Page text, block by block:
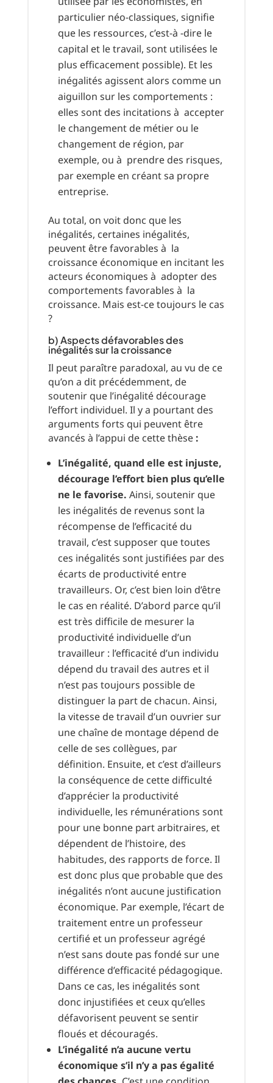
particulier néo-classiques, signifie
que les ressources, c’est-à -dire le
capital et le travail, sont utilisées le
plus efficacement possible). Et les
inégalités agissent alors comme un
aiguillon sur les comportements :
elles sont des incitations à accepter
le changement de métier ou le
changement de région, par
exemple, ou à prendre des risques,
par exemple en créant sa propre
entreprise.
Au total, on voit donc que les
inégalités, certaines inégalités,
peuvent être favorables à la
croissance économique en incitant les
acteurs économiques à adopter des
comportements favorables à la
croissance. Mais est-ce toujours le cas
?
b) Aspects défavorables des
inégalités sur la croissance
Il peut paraître paradoxal, au vu de ce
qu’on a dit précédemment, de
soutenir que l’inégalité décourage
l’effort individuel. Il y a pourtant des
arguments forts qui peuvent être
avancés à l’appui de cette thèse :
L’inégalité, quand elle est injuste,
décourage l’effort bien plus qu’elle
ne le favorise. Ainsi, soutenir que
les inégalités de revenus sont la
récompense de l’efficacité du
travail, c’est supposer que toutes
ces inégalités sont justifiées par des
écarts de productivité entre
travailleurs. Or, c’est bien loin d’être
le cas en réalité. D’abord parce qu’il
est très difficile de mesurer la
productivité individuelle d’un
travailleur : l’efficacité d’un individu
dépend du travail des autres et il
n’est pas toujours possible de
distinguer la part de chacun. Ainsi,
la vitesse de travail d’un ouvrier sur
une chaîne de montage dépend de
celle de ses collègues, par
définition. Ensuite, et c’est d’ailleurs
la conséquence de cette difficulté
d’apprécier la productivité
individuelle, les rémunérations sont
pour une bonne part arbitraires, et
dépendent de l’histoire, des
habitudes, des rapports de force. Il
est donc plus que probable que des
inégalités n’ont aucune justification
économique. Par exemple, l’écart de
traitement entre un professeur
certifié et un professeur agrégé
n’est sans doute pas fondé sur une
différence d’efficacité pédagogique.
Dans ce cas, les inégalités sont
donc injustifiées et ceux qu’elles
défavorisent peuvent se sentir
floués et découragés.
L’inégalité n’a aucune vertu
économique s’il n’y a pas égalité